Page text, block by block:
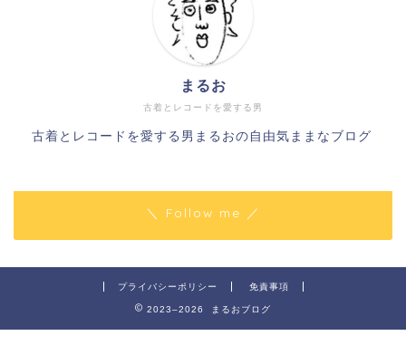
古着とレコードを愛する男
まるお
古着とレコードを愛する男まるおの自由気ままなブログ
＼ Follow me ／
プライバシーポリシー 免責事項
2023–2026 まるおブログ